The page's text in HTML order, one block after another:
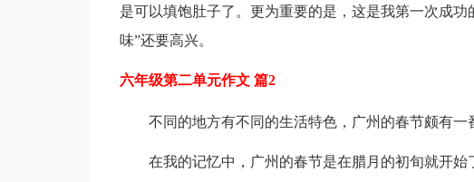
是可以填饱肚子了。更为重要的是，这是我第一次成
味”还要高兴。
六年级第二单元作文 篇2
不同的地方有不同的生活特色，广州的春节颇有一
在我的记忆中，广州的春节是在腊月的初旬就开